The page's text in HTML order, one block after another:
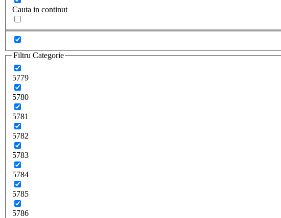
Cauta in continut
Filtru Categorie
5779
5780
5781
5782
5783
5784
5785
5786